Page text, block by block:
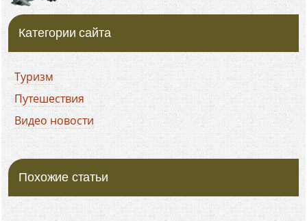
Категории сайта
Туризм
Путешествия
Видео новости
Похожие статьи